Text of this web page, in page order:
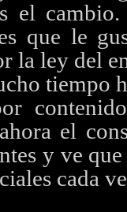
el cambio.
que le
la ley del
tiempo
el
y ve
cada